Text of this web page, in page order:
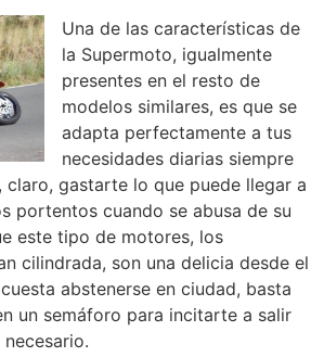
Una de las características de
la Supermoto, igualmente
presentes en el resto de
modelos similares, es que se
adapta perfectamente a tus
necesidades diarias siempre
gastarte lo que puede llegar a
portentos cuando se abusa de su
este tipo de motores, los
cilindrada, son una delicia desde el
abstenerse en ciudad, basta
un semáforo para incitarte a salir